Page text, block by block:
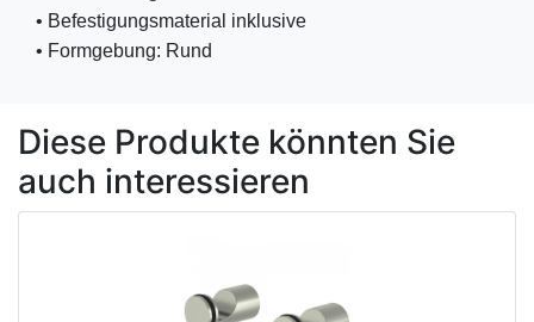
Diese Produkte könnten Sie
auch interessieren